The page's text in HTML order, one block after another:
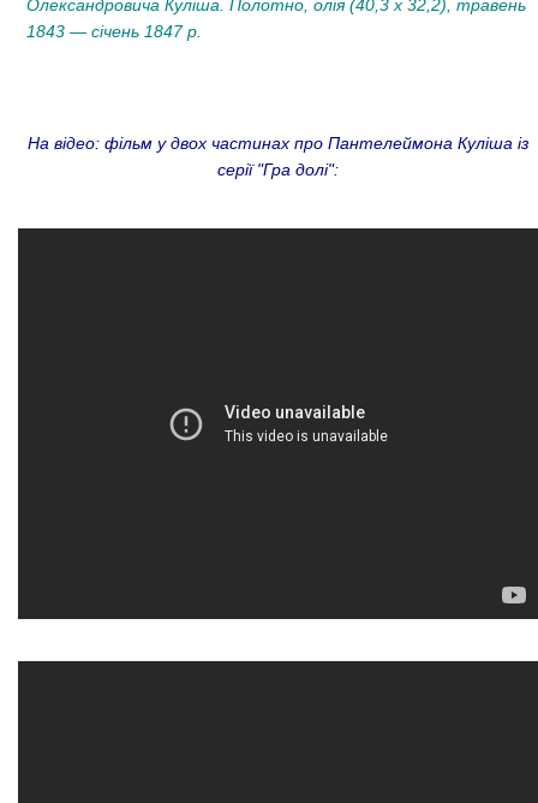
Олександровича Куліша. Полотно, олія (40,3 х 32,2), травень
1843 — січень 1847 р.
На відео: фільм у двох частинах про Пантелеймона Куліша із
серії "Гра долі":